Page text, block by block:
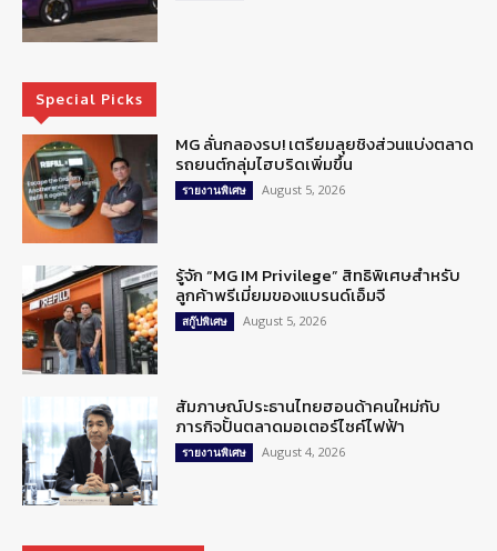
Special Picks
MG ลั่นกลองรบ! เตรียมลุยชิงส่วนแบ่งตลาด
รถยนต์กลุ่มไฮบริดเพิ่มขึ้น
รายงานพิเศษ August 5, 2026
รู้จัก “MG IM Privilege” สิทธิพิเศษสำหรับ
ลูกค้าพรีเมี่ยมของแบรนด์เอ็มจี
สกู๊ปพิเศษ August 5, 2026
สัมภาษณ์ประธานไทยฮอนด้าคนใหม่กับ
ภารกิจปั้นตลาดมอเตอร์ไซค์ไฟฟ้า
รายงานพิเศษ August 4, 2026